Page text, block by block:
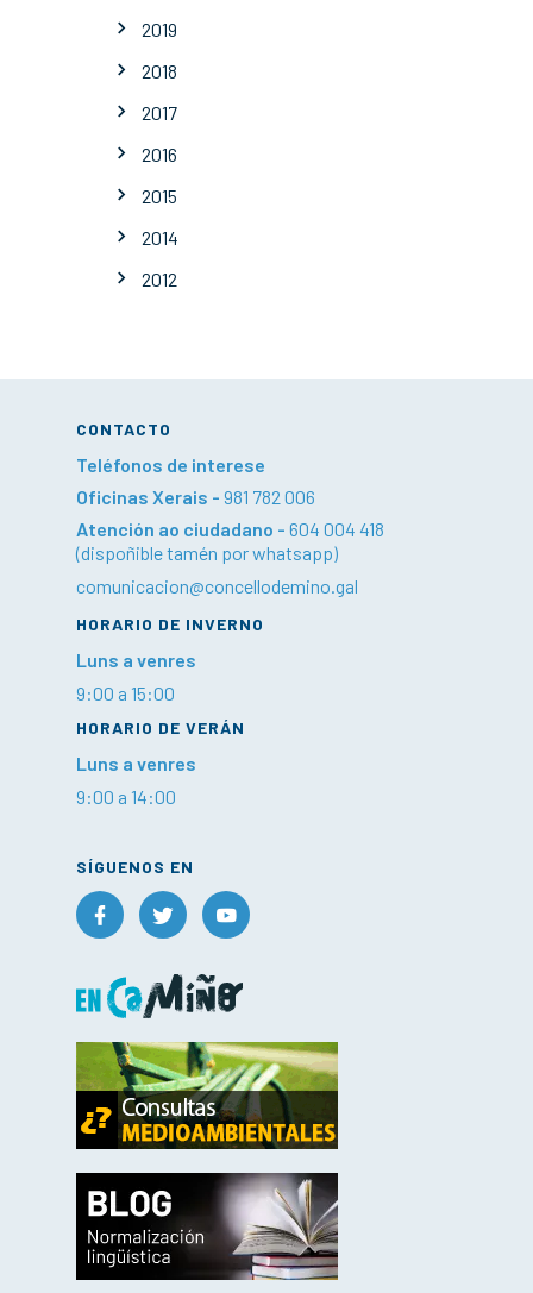
2019
2018
2017
2016
2015
2014
2012
CONTACTO
Teléfonos de interese
Oficinas Xerais - 981 782 006
Atención ao ciudadano - 604 004 418
(dispoñible tamén por whatsapp)
comunicacion@concellodemino.gal
HORARIO DE INVERNO
Luns a venres
9:00 a 15:00
HORARIO DE VERÁN
Luns a venres
9:00 a 14:00
SÍGUENOS EN